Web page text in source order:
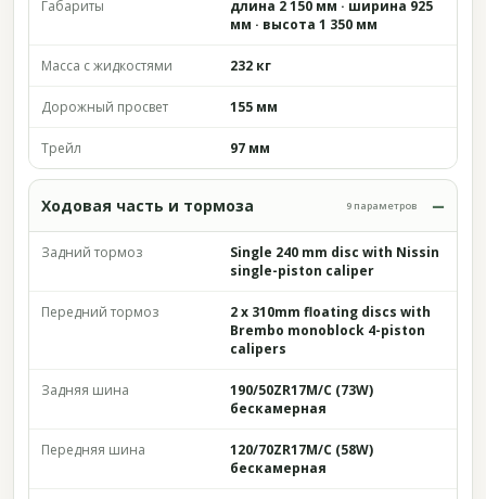
Габариты
длина 2 150 мм · ширина 925
мм · высота 1 350 мм
Масса с жидкостями 232 кг
Дорожный просвет 155 мм
Трейл 97 мм
Ходовая часть и тормоза 9 параметров
Задний тормоз
Single 240 mm disc with Nissin
single-piston caliper
Передний тормоз
2 x 310mm floating discs with
Brembo monoblock 4-piston
calipers
Задняя шина
190/50ZR17M/C (73W)
бескамерная
Передняя шина
120/70ZR17M/C (58W)
бескамерная